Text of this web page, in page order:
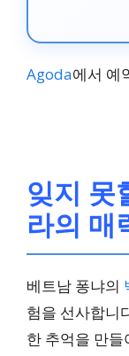
Agoda에서 예
잊지 못
라의 매
베트남 퐁냐의
험을 선사합니
한 추억을 만들